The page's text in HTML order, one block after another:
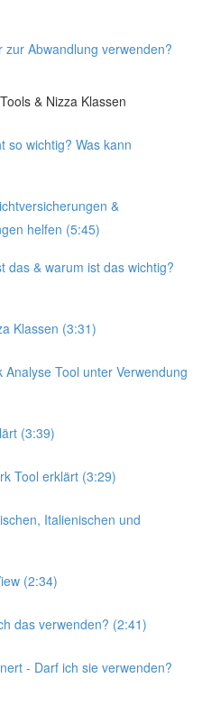
zur Abwandlung verwenden?
& Nizza Klassen
so wichtig? Was kann
&
helfen (5:45)
das & warum ist das wichtig?
Klassen (3:31)
Tool unter Verwendung
(3:39)
Tool erklärt (3:29)
Italienischen und
(2:34)
das verwenden? (2:41)
- Darf ich sie verwenden?